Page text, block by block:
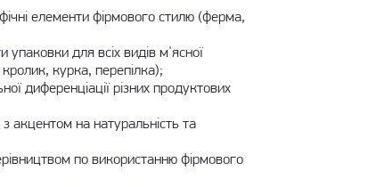
елементи фірмового стилю (ферма,
упаковки для всіх видів м'ясної
курка, перепілка);
диференціації різних продуктових
акцентом на натуральність та
по використанню фірмового